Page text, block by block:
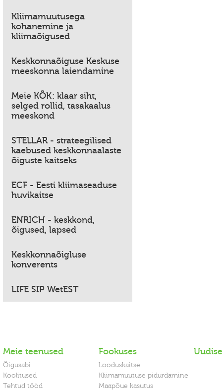
Kliimamuutusega
kohanemine ja
kliimaõigused
Keskkonnaõiguse Keskuse
meeskonna laiendamine
Meie KÕK: klaar siht,
selged rollid, tasakaalus
meeskond
STELLAR - strateegilised
kaebused keskkonnaalaste
õiguste kaitseks
ECF - Eesti kliimaseaduse
huvikaitse
ENRICH - keskkond,
õigused, lapsed
Keskkonnaõigluse
konverents
LIFE SIP WetEST
Meie teenused
Õigusabi
Koolitused
Tehtud tööd
Fookuses
Looduskaitse
Kliimamuutuse pidurdamine
Maapõue kasutus